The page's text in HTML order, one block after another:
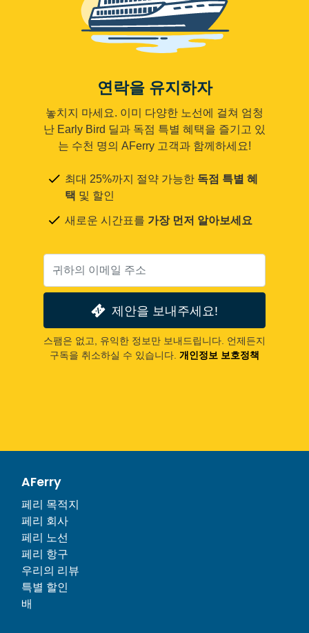
연락을 유지하자
놓치지 마세요. 이미 다양한 노선에 걸쳐 엄청
난 Early Bird 딜과 독점 특별 혜택을 즐기고 있
는 수천 명의 AFerry 고객과 함께하세요!
최대 25%까지 절약 가능한 독점 특별 혜
택 및 할인
새로운 시간표를 가장 먼저 알아보세요
제안을 보내주세요!
스팸은 없고, 유익한 정보만 보내드립니다. 언제든지
구독을 취소하실 수 있습니다. 개인정보 보호정책
AFerry
페리 목적지
페리 회사
페리 노선
페리 항구
우리의 리뷰
특별 할인
배